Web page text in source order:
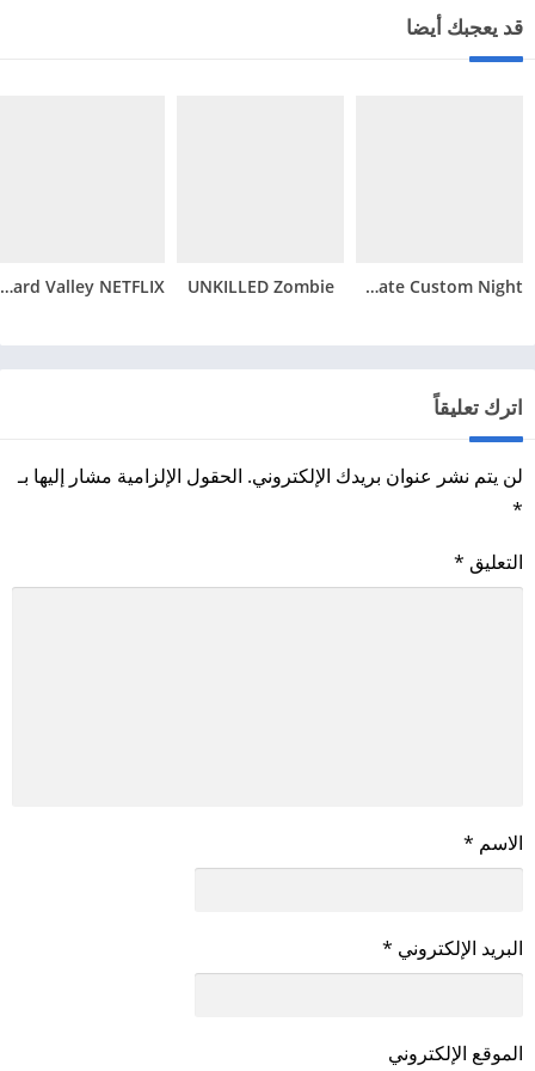
قد يعجبك أيضا
Ultimate Custom Night
UNKILLED Zombie
Vineyard Valley NETFLIX
اترك تعليقاً
لن يتم نشر عنوان بريدك الإلكتروني. الحقول الإلزامية مشار إليها بـ
*
التعليق *
الاسم *
البريد الإلكتروني *
الموقع الإلكتروني